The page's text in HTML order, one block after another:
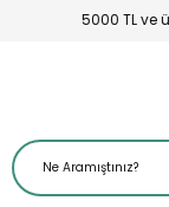
5000 TL ve